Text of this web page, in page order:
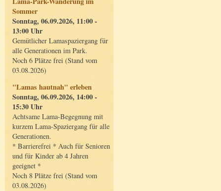
Sommer
Sonntag, 06.09.2026, 11:00 -
13:00 Uhr
Gemütlicher Lamaspaziergang für
alle Generationen im Park.
Noch 6 Plätze frei (Stand vom
03.08.2026)
"Lamas hautnah" erleben
Sonntag, 06.09.2026, 14:00 -
15:30 Uhr
Achtsame Lama-Begegnung mit
kurzem Lama-Spaziergang für alle
Generationen.
* Barrierefrei * Auch für Senioren
und für Kinder ab 4 Jahren
geeignet *
Noch 8 Plätze frei (Stand vom
03.08.2026)